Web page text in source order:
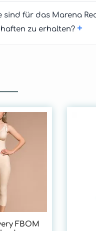
sind für das Marena
zu erhalten? +
FBOM